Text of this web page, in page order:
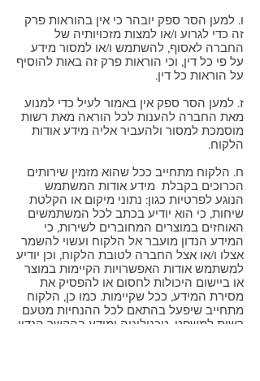
ו. למען הסר ספק יובהר כי אין בהוראות פרק
זה כדי לגרוע ו/או למצות מזכויותיה של
החברה לאסוף, להשתמש ו/או למסור מידע
על פי כל דין, וכי הוראות פרק זה באות להוסיף
על הוראות כל דין.
ז. למען הסר ספק אין באמור לעיל כדי למנוע
מאת החברה להענות לכל הוראה מאת רשות
מוסמכת למסור ולהעביר אליה מידע אודות
הלקוח.
ח. הלקוח מתחייב ככל שהוא מזמין שירותים
הכרוכים בקבלת מידע אודות המשתמש
הנוגע לפרטיות כגון: נתוני מיקום או הקלטת
שיחות, כי הוא יודיע בכתב לכל המשתמשים
האוחזים במוצרים המחוברים לשירות, כי
המידע הנדון מועבר אל הלקוח ועשוי להשמר
אצלו ו/או אצל החברה לטובת הלקוח, וכן יודיע
למשתמש אודות האפשרויות הקיימות במוצר
או ביישום היכולות לחסום או להפסיק את
מסירת המידע, ככל שקיימות. כמו כן, הלקוח
מתחייב שיפעל בהתאם לכל ההנחיות מטעם
רשות למשפט, טכנולוגיה ומידע בהקשר הנדון